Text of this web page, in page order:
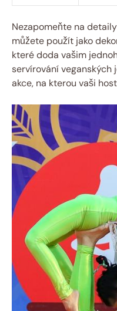
Nezapomeňte na
můžete použít jako
které doda vašim
servírování veganských
akce, na kterou vaši